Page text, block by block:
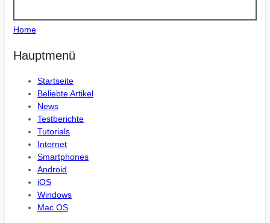
Home
Hauptmenü
Startseite
Beliebte Artikel
News
Testberichte
Tutorials
Internet
Smartphones
Android
iOS
Windows
Mac OS